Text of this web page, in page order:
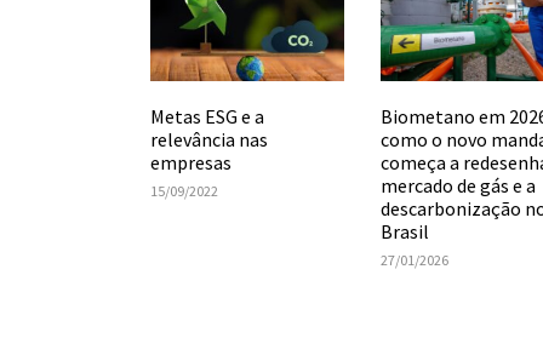
Metas ESG e a
relevância nas
empresas
15/09/2022
Biometano em
como o novo
começa a
mercado de gás e a
descarbonização
Brasil
27/01/2026